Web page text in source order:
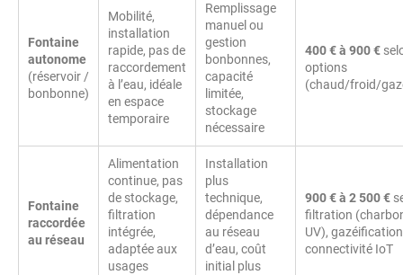
Fontaine
autonome
(réservoir /
bonbonne)
Mobilité,
installation
rapide, pas de
raccordement
à l’eau, idéale
en espace
temporaire
Remplissage
manuel ou
gestion
bonbonnes,
capacité
limitée,
stockage
nécessaire
400 € à 900 €
options
(chaud/froid/
Fontaine
raccordée
au réseau
Alimentation
continue, pas
de stockage,
filtration
intégrée,
adaptée aux
usages
Installation
plus
technique,
dépendance
au réseau
d’eau, coût
initial plus
900 € à 2 500 €
filtration
UV),
connectivité IoT